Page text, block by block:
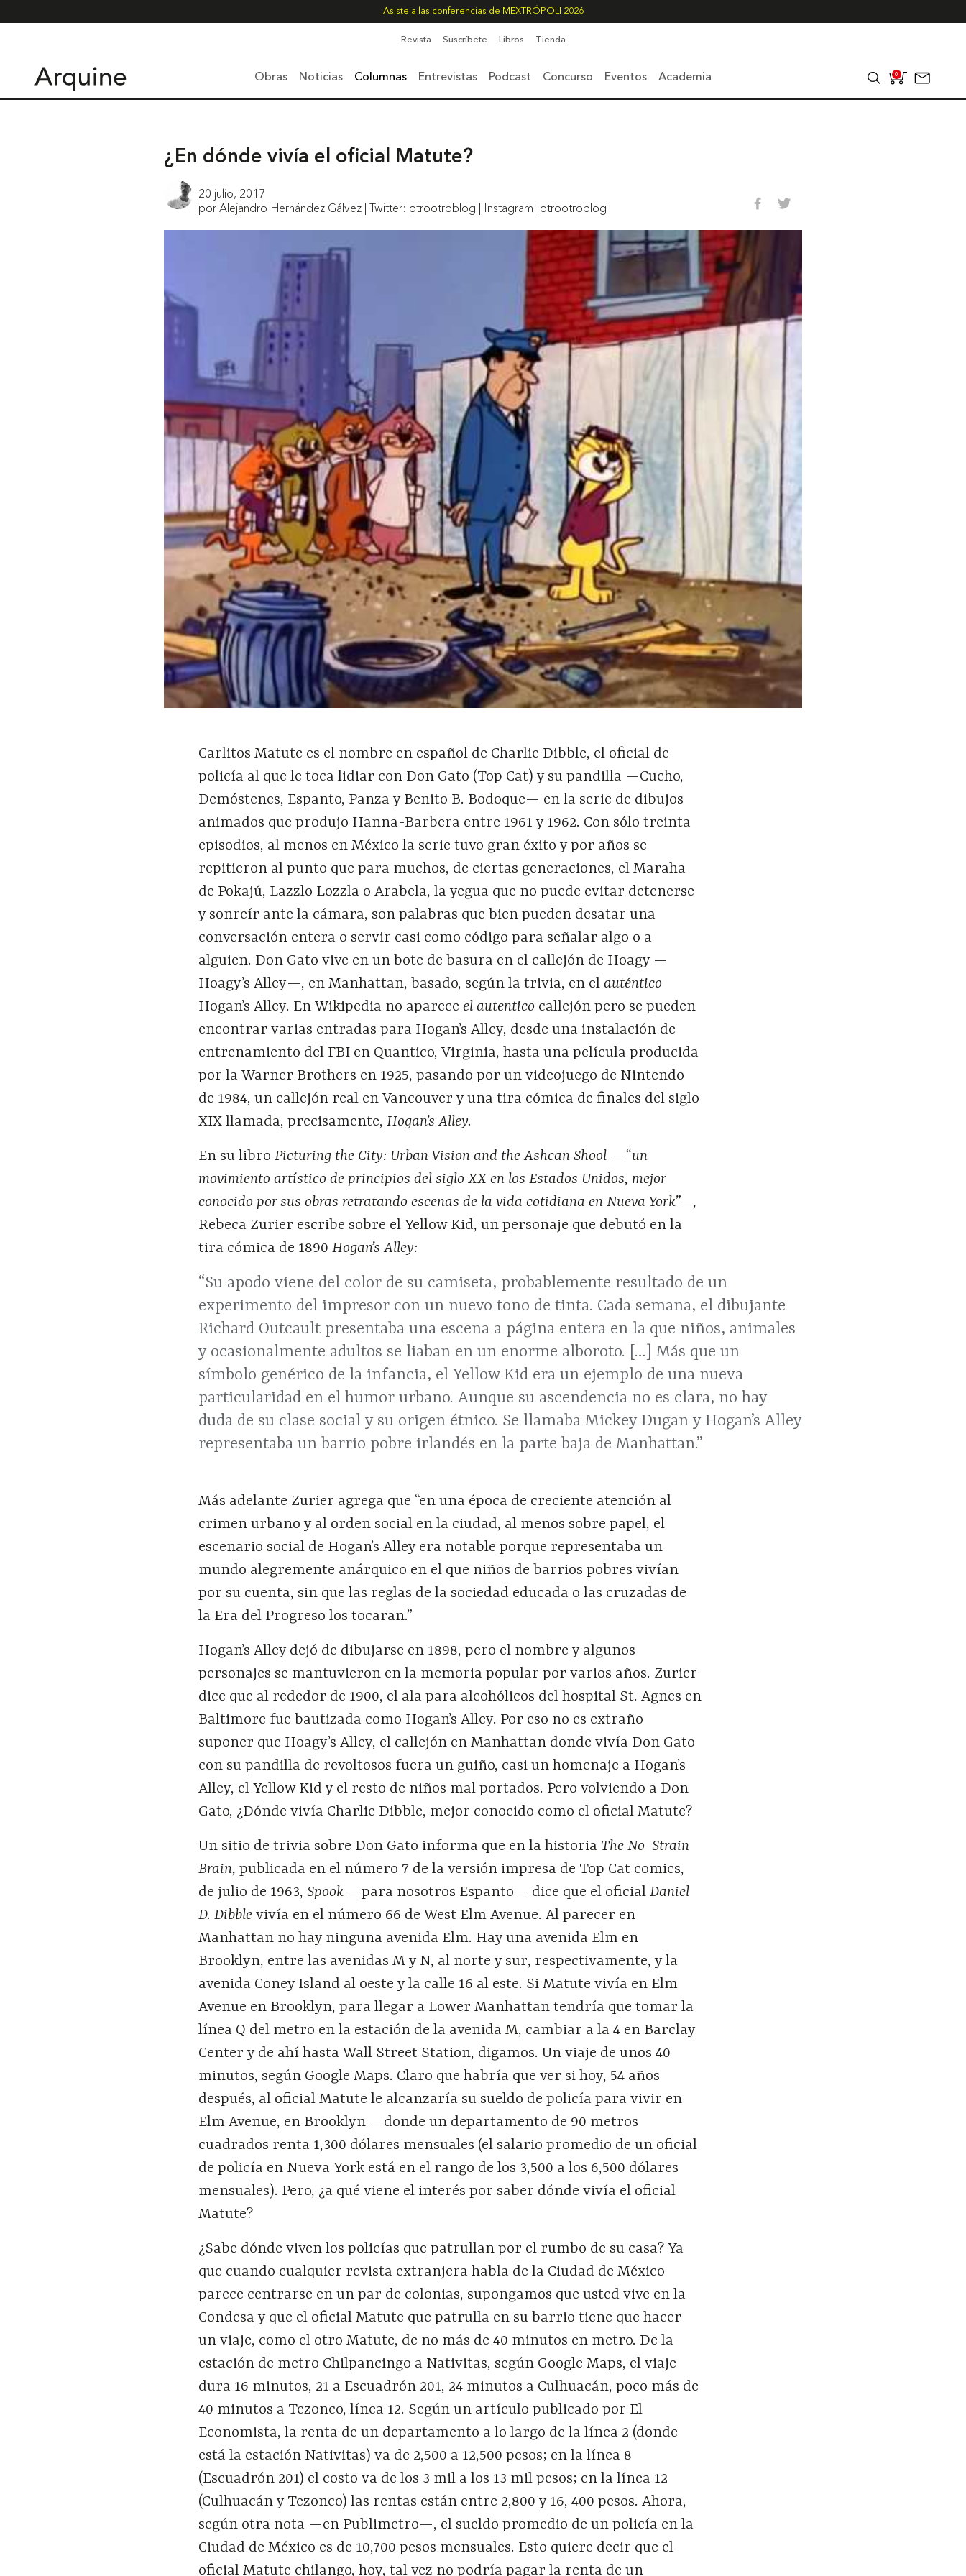
Asiste a las conferencias de MEXTRÓPOLI 2026
Revista Suscríbete Libros Tienda
Obras Noticias Columnas Entrevistas Podcast Concurso Eventos Academia 0
¿En dónde vivía el oficial Matute?
20 julio, 2017
porAlejandro Hernández Gálvez | Twitter: otrootroblog | Instagram: otrootroblog
Carlitos Matute es el nombre en español de Charlie Dibble, el oficial de
policía al que le toca lidiar con Don Gato (Top Cat) y su pandilla —Cucho,
Demóstenes, Espanto, Panza y Benito B. Bodoque— en la serie de dibujos
animados que produjo Hanna-Barbera entre 1961 y 1962. Con sólo treinta
episodios, al menos en México la serie tuvo gran éxito y por años se
repitieron al punto que para muchos, de ciertas generaciones, el Maraha
de Pokajú, Lazzlo Lozzla o Arabela, la yegua que no puede evitar detenerse
y sonreír ante la cámara, son palabras que bien pueden desatar una
conversación entera o servir casi como código para señalar algo o a
alguien. Don Gato vive en un bote de basura en el callejón de Hoagy —
Hoagy’s Alley—, en Manhattan, basado, según la trivia, en elauténtico
Hogan’s Alley. En Wikipedia no apareceel autentico callejón pero se pueden
encontrar varias entradas para Hogan’s Alley, desde una instalación de
entrenamiento del FBI en Quantico, Virginia, hasta una película producida
por la Warner Brothers en 1925, pasando por un videojuego de Nintendo
de 1984, un callejón real en Vancouver y una tira cómica de finales del siglo
XIX llamada, precisamente,Hogan’s Alley.
En su libroPicturing the City: Urban Vision and the Ashcan Shool —“un
movimiento artístico de principios del siglo XX en los Estados Unidos, mejor
conocido por sus obras retratando escenas de la vida cotidiana en Nueva York”—,
Rebeca Zurier escribe sobre el Yellow Kid, un personaje que debutó en la
tira cómica de 1890Hogan’s Alley:
“Su apodo viene del color de su camiseta, probablemente resultado de un
experimento del impresor con un nuevo tono de tinta. Cada semana, el dibujante
Richard Outcault presentaba una escena a página entera en la que niños, animales
y ocasionalmente adultos se liaban en un enorme alboroto. […] Más que un
símbolo genérico de la infancia, el Yellow Kid era un ejemplo de una nueva
particularidad en el humor urbano. Aunque su ascendencia no es clara, no hay
duda de su clase social y su origen étnico. Se llamaba Mickey Dugan y Hogan’s Alley
representaba un barrio pobre irlandés en la parte baja de Manhattan.”
Más adelante Zurier agrega que “en una época de creciente atención al
crimen urbano y al orden social en la ciudad, al menos sobre papel, el
escenario social de Hogan’s Alley era notable porque representaba un
mundo alegremente anárquico en el que niños de barrios pobres vivían
por su cuenta, sin que las reglas de la sociedad educada o las cruzadas de
la Era del Progreso los tocaran.”
Hogan’s Alley dejó de dibujarse en 1898, pero el nombre y algunos
personajes se mantuvieron en la memoria popular por varios años. Zurier
dice que al rededor de 1900, el ala para alcohólicos del hospital St. Agnes en
Baltimore fue bautizada como Hogan’s Alley. Por eso no es extraño
suponer que Hoagy’s Alley, el callejón en Manhattan donde vivía Don Gato
con su pandilla de revoltosos fuera un guiño, casi un homenaje a Hogan’s
Alley, el Yellow Kid y el resto de niños mal portados. Pero volviendo a Don
Gato, ¿Dónde vivía Charlie Dibble, mejor conocido como el oficial Matute?
Un sitio de trivia sobre Don Gato informa que en la historia The No-Strain
Brain,publicada en el número 7 de la versión impresa de Top Cat comics,
de julio de 1963,Spook —para nosotros Espanto— dice que el oficialDaniel
D. Dibble vivía en el número 66 de West Elm Avenue. Al parecer en
Manhattan no hay ninguna avenida Elm. Hay una avenida Elm en
Brooklyn, entre las avenidas M y N, al norte y sur, respectivamente, y la
avenida Coney Island al oeste y la calle 16 al este. Si Matute vivía en Elm
Avenue en Brooklyn, para llegar a Lower Manhattan tendría que tomar la
línea Q del metro en la estación de la avenida M, cambiar a la 4 en Barclay
Center y de ahí hasta Wall Street Station, digamos. Un viaje de unos 40
minutos, según Google Maps. Claro que habría que ver si hoy, 54 años
después, al oficial Matute le alcanzaría su sueldo de policía para vivir en
Elm Avenue, en Brooklyn —donde un departamento de 90 metros
cuadrados renta 1,300 dólares mensuales (el salario promedio de un oficial
de policía en Nueva York está en el rango de los 3,500 a los 6,500 dólares
mensuales). Pero, ¿a qué viene el interés por saber dónde vivía el oficial
Matute?
¿Sabe dónde viven los policías que patrullan por el rumbo de su casa? Ya
que cuando cualquier revista extranjera habla de la Ciudad de México
parece centrarse en un par de colonias, supongamos que usted vive en la
Condesa y que el oficial Matute que patrulla en su barrio tiene que hacer
un viaje, como el otro Matute, de no más de 40 minutos en metro. De la
estación de metro Chilpancingo a Nativitas, según Google Maps, el viaje
dura 16 minutos, 21 a Escuadrón 201, 24 minutos a Culhuacán, poco más de
40 minutos a Tezonco, línea 12. Según un artículo publicado por El
Economista, la renta de un departamento a lo largo de la línea 2 (donde
está la estación Nativitas) va de 2,500 a 12,500 pesos; en la línea 8
(Escuadrón 201) el costo va de los 3 mil a los 13 mil pesos; en la línea 12
(Culhuacán y Tezonco) las rentas están entre 2,800 y 16, 400 pesos. Ahora,
según otra nota —en Publimetro—, el sueldo promedio de un policía en la
Ciudad de México es de 10,700 pesos mensuales. Esto quiere decir que el
oficial Matute chilango, hoy, tal vez no podría pagar la renta de un